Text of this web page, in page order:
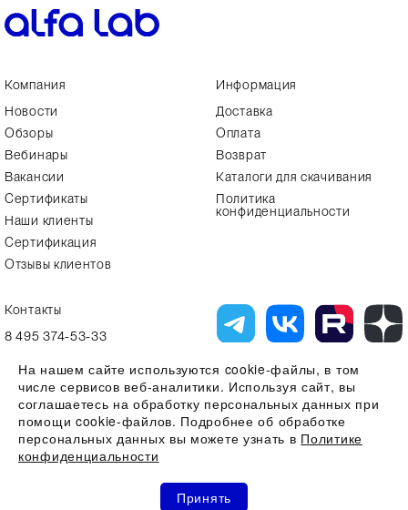
Компания
Новости
Обзоры
Вебинары
Вакансии
Сертификаты
Наши клиенты
Сертификация
Отзывы клиентов
Информация
Доставка
Оплата
Возврат
Каталоги для скачивания
Политика
конфиденциальности
Контакты
8 495 374-53-33
Вся представленная на сайте информация, касающаяся технических
характеристик, наличия на складе, стоимости товаров, носит
информационный характер и ни при каких условиях не является
публичной офертой, определяемой положениями Статьи 437(2)
Гражданского кодекса РФ
Все права защищены 2026 © ООО "Компания Альфа-Лаб" ИНН
7731644966 | ОГРН 1107746123121
На нашем сайте используются cookie-файлы, в том
числе сервисов веб-аналитики. Используя сайт, вы
соглашаетесь на обработку персональных данных при
помощи cookie-файлов. Подробнее об обработке
персональных данных вы можете узнать в Политике
конфиденциальности
Принять